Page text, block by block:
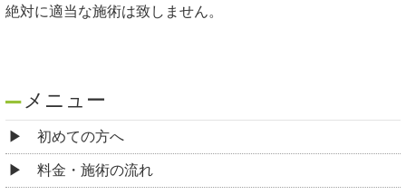
絶対に適当な施術は致しません。
メニュー
初めての方へ
料金・施術の流れ